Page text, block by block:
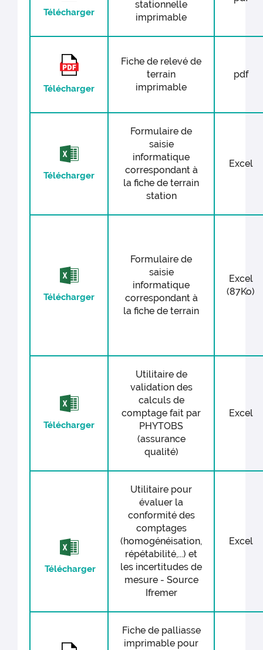
Télécharger
stationnelle
imprimable
Télécharger
Fiche de relevé de
terrain
imprimable
pdf
Télécharger
Formulaire de
saisie
informatique
correspondant à
la fiche de terrain
station
Excel
Télécharger
Formulaire de
saisie
informatique
correspondant à
la fiche de terrain
Excel
(87Ko)
Télécharger
Utilitaire de
validation des
calculs de
comptage fait par
PHYTOBS
(assurance
qualité)
Excel
Télécharger
Utilitaire pour
évaluer la
conformité des
comptages
(homogénéisation,
répétabilité,...) et
les incertitudes de
mesure - Source
Ifremer
Excel
Fiche de palliasse
imprimable pour